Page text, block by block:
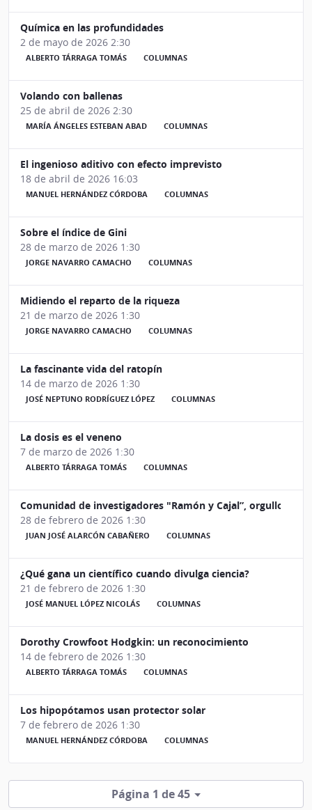
Química en las profundidades
2 de mayo de 2026 2:30
ALBERTO TÁRRAGA TOMÁS COLUMNAS
Volando con ballenas
25 de abril de 2026 2:30
MARÍA ÁNGELES ESTEBAN ABAD COLUMNAS
El ingenioso aditivo con efecto imprevisto
18 de abril de 2026 16:03
MANUEL HERNÁNDEZ CÓRDOBA COLUMNAS
Sobre el índice de Gini
28 de marzo de 2026 1:30
JORGE NAVARRO CAMACHO COLUMNAS
Midiendo el reparto de la riqueza
21 de marzo de 2026 1:30
JORGE NAVARRO CAMACHO COLUMNAS
La fascinante vida del ratopín
14 de marzo de 2026 1:30
JOSÉ NEPTUNO RODRÍGUEZ LÓPEZ COLUMNAS
La dosis es el veneno
7 de marzo de 2026 1:30
ALBERTO TÁRRAGA TOMÁS COLUMNAS
Comunidad de investigadores "Ramón y Cajal”, orgullo y
28 de febrero de 2026 1:30
JUAN JOSÉ ALARCÓN CABAÑERO COLUMNAS
¿Qué gana un científico cuando divulga ciencia?
21 de febrero de 2026 1:30
JOSÉ MANUEL LÓPEZ NICOLÁS COLUMNAS
Dorothy Crowfoot Hodgkin: un reconocimiento
14 de febrero de 2026 1:30
ALBERTO TÁRRAGA TOMÁS COLUMNAS
Los hipopótamos usan protector solar
7 de febrero de 2026 1:30
MANUEL HERNÁNDEZ CÓRDOBA COLUMNAS
Página 1 de 45